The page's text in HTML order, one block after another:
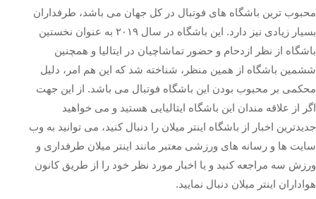
محبوب ترین باشگاه های فوتبال در کل جهان می باشد، طرفداران
بسیار زیادی نیز دارد. این باشگاه در سال ۲۰۱۹ به عنوان نخستین
باشگاه از نظر ازدحام و حضور تماشاچیان در ایتالیا و همچنین
ششمین باشگاه از همین منظر، شناخته شد که این هم امر، دلیل
محکمی بر محبوب بودن این باشگاه فوتبال می باشد. از این جهت
اگر از علاقه مندان این باشگاه ایتالیایی هستید و می خواهید
جدیدترین اخبار از باشگاه اینتر میلان را دنبال کنید، می توانید به وب
سایت ها و رسانه های ورزشی معتبر مانند اینتر میلان طرفداری و
ورزش سه مراجعه کنید و یا اخبار مورد نظر خود را از طریق کانون
هواداران اینتر میلان دنبال نمایید.